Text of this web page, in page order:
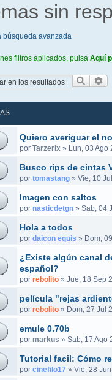
sin
búsqueda avanzada
filtros aplicados, pulsa Aquí
Buscar
Quiero averiguar el
por Tarzerix» Lun, 03 Ago
Busco rips de cintas
por tomastang» Vie, 10
Imagen con saltos
por nasticdetgn» Sab, 04
Hola a todos
por daicon equis » Dom,
¿Existe algún canal
español?
por rebolito» Jue, 18 Sep
película "rejas
por rebolito» Dom, 27 Jul
emule 0.70b
por markus » Sab, 17 Ago
Tutorial facil: Cómo
por cinefilo17 » Vie, 28